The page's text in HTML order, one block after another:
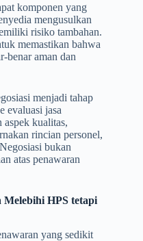
komponen yang
mengusulkan
risiko tambahan.
memastikan bahwa
benar aman dan
menjadi tahap
evaluasi jasa
aspek kualitas,
rincian personel,
bukan
atas penawaran
Melebihi HPS tetapi
yang sedikit